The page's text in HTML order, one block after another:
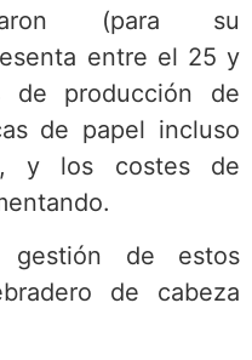
(para su
entre el 25 y
producción de
de papel incluso
y los costes de
de estos
de cabeza